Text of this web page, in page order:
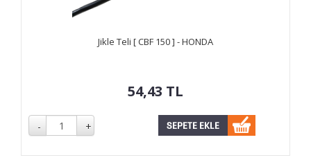
Jikle Teli [ CBF 150 ] - HONDA
54,43 TL